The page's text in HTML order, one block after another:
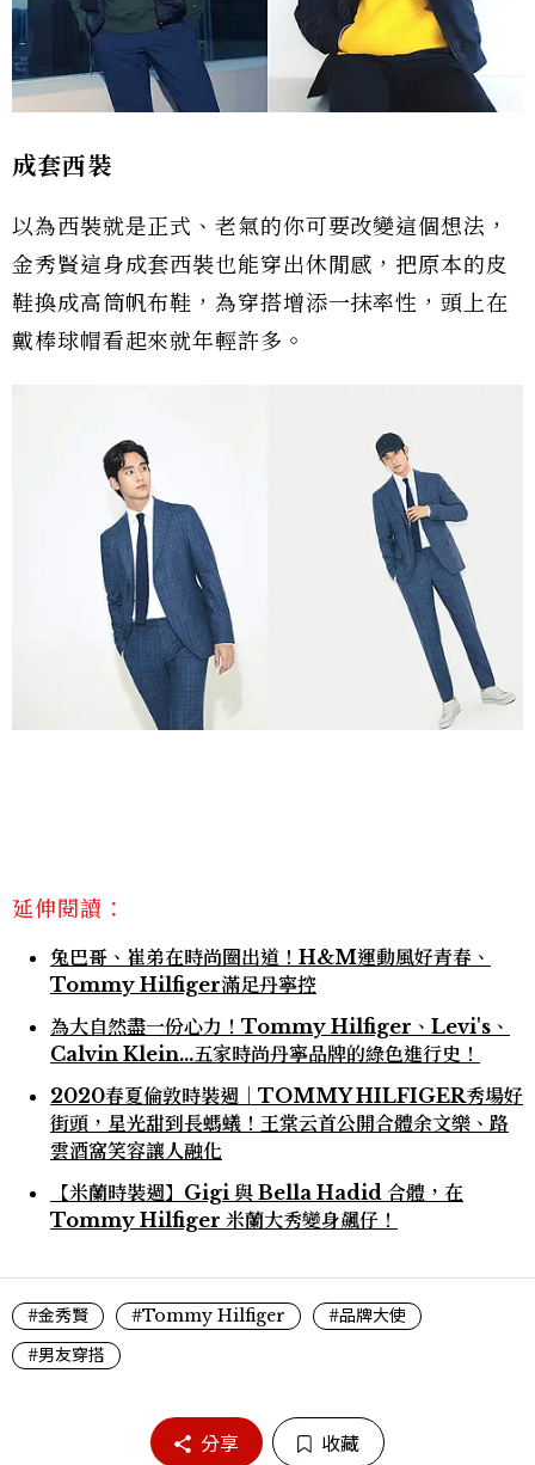
成套西裝
以為西裝就是正式、老氣的你可要改變這個想法，
金秀賢這身成套西裝也能穿出休閒感，把原本的皮
鞋換成高筒帆布鞋，為穿搭增添一抹率性，頭上在
戴棒球帽看起來就年輕許多。
延伸閱讀：
兔巴哥、崔弟在時尚圈出道！H&M運動風好青春、
Tommy Hilfiger滿足丹寧控
為大自然盡一份心力！Tommy Hilfiger、Levi's、
Calvin Klein...五家時尚丹寧品牌的綠色進行史！
2020春夏倫敦時裝週｜TOMMY HILFIGER秀場好
街頭，星光甜到長螞蟻！王棠云首公開合體余文樂、路
雲酒窩笑容讓人融化
【米蘭時裝週】Gigi 與 Bella Hadid 合體，在
Tommy Hilfiger 米蘭大秀變身飆仔！
#金秀賢 #Tommy Hilfiger
#品牌大使
#男友穿搭
分享 收藏